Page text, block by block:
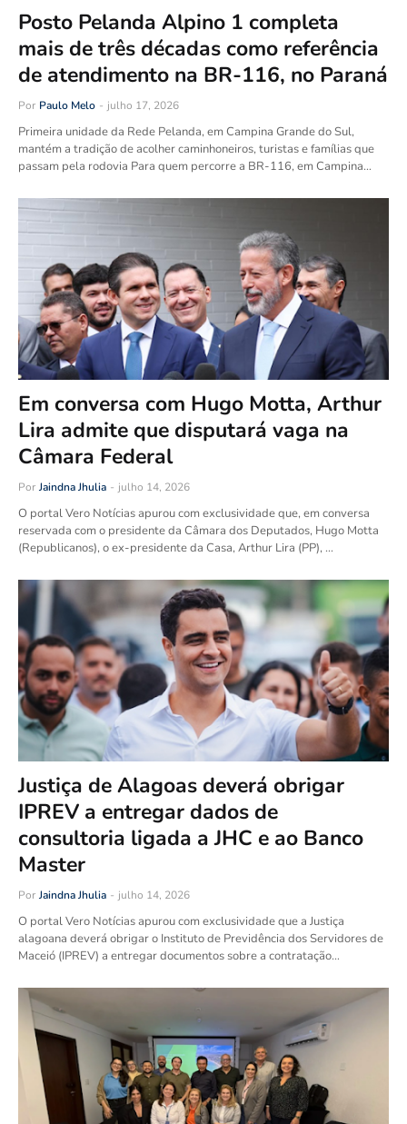
Posto Pelanda Alpino 1 completa
mais de três décadas como referência
de atendimento na BR-116, no Paraná
Por Paulo Melo - julho 17, 2026
Primeira unidade da Rede Pelanda, em Campina Grande do Sul,
mantém a tradição de acolher caminhoneiros, turistas e famílias que
passam pela rodovia Para quem percorre a BR-116, em Campina…
Em conversa com Hugo Motta, Arthur
Lira admite que disputará vaga na
Câmara Federal
Por Jaindna Jhulia - julho 14, 2026
O portal Vero Notícias apurou com exclusividade que, em conversa
reservada com o presidente da Câmara dos Deputados, Hugo Motta
(Republicanos), o ex-presidente da Casa, Arthur Lira (PP), …
Justiça de Alagoas deverá obrigar
IPREV a entregar dados de
consultoria ligada a JHC e ao Banco
Master
Por Jaindna Jhulia - julho 14, 2026
O portal Vero Notícias apurou com exclusividade que a Justiça
alagoana deverá obrigar o Instituto de Previdência dos Servidores de
Maceió (IPREV) a entregar documentos sobre a contratação…